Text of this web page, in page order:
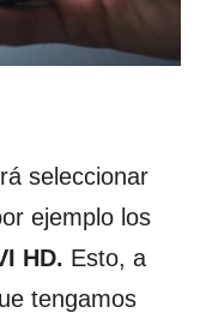
seleccionar
ejemplo los
HD. Esto, a
tengamos